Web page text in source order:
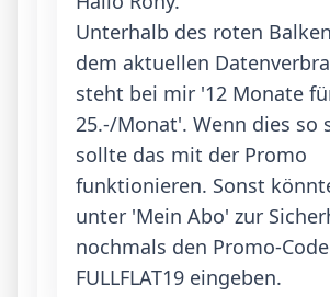
Unterhalb des roten
dem aktuellen
steht bei mir '12 Monate
25.-/Monat'. Wenn dies so
sollte das mit der Promo
funktionieren. Sonst
unter 'Mein Abo' zur
nochmals den Promo-Code
FULLFLAT19 eingeben.